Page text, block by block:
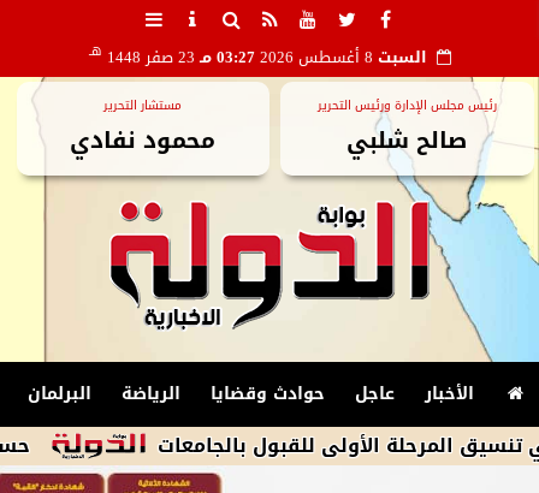
السبت 03:27 مـ 23 صفر 1448 هـ
رئيس مجلس الإدارة ورئيس التحرير
صالح شلبي
مستشار التحرير
محمود نفادي
الأخبار عاجل حوادث وقضايا الرياضة البرلمان
حسام